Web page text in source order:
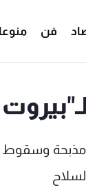
فن
مذبحة